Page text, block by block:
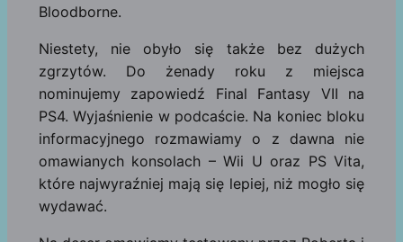
Bloodborne.
Niestety, nie obyło się także bez dużych
zgrzytów. Do żenady roku z miejsca
nominujemy zapowiedź Final Fantasy VII na
PS4. Wyjaśnienie w podcaście. Na koniec bloku
informacyjnego rozmawiamy o z dawna nie
omawianych konsolach – Wii U oraz PS Vita,
które najwyraźniej mają się lepiej, niż mogło się
wydawać.